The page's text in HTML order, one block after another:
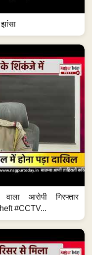
आरोपी गिरफ्तार
#CCTV...